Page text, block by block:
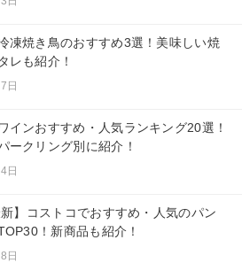
凍焼き鳥のおすすめ3選！美味しい焼
レも紹介！
日
インおすすめ・人気ランキング20選！
ークリング別に紹介！
日
新】コストコでおすすめ・人気のパン
！新商品も紹介！
日